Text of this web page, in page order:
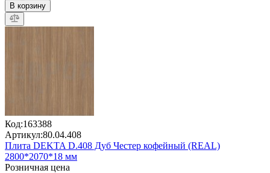
В корзину
Код:163388
Артикул:80.04.408
Плита DEKTA D.408 Дуб Честер кофейный (REAL)
2800*2070*18 мм
Розничная цена